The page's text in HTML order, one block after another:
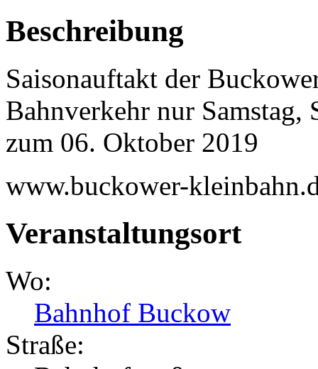
Beschreibung
Saisonauftakt der
Bahnverkehr nur Samstag,
zum 06. Oktober 2019
www.buckower-
Veranstaltungsort
Wo:
Bahnhof Buckow
Straße: